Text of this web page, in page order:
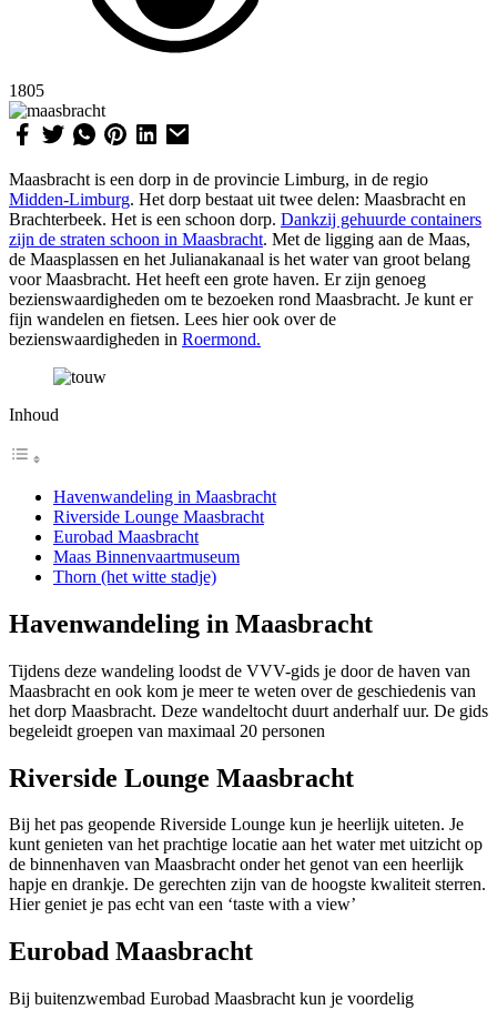
1805
Maasbracht is een dorp in de provincie Limburg, in de regio
Midden-Limburg. Het dorp bestaat uit twee delen: Maasbracht en
Brachterbeek. Het is een schoon dorp. Dankzij gehuurde containers
zijn de straten schoon in Maasbracht. Met de ligging aan de Maas,
de Maasplassen en het Julianakanaal is het water van groot belang
voor Maasbracht. Het heeft een grote haven. Er zijn genoeg
bezienswaardigheden om te bezoeken rond Maasbracht. Je kunt er
fijn wandelen en fietsen. Lees hier ook over de
bezienswaardigheden in Roermond.
Inhoud
Havenwandeling in Maasbracht
Riverside Lounge Maasbracht
Eurobad Maasbracht
Maas Binnenvaartmuseum
Thorn (het witte stadje)
Havenwandeling in Maasbracht
Tijdens deze wandeling loodst de VVV-gids je door de haven van
Maasbracht en ook kom je meer te weten over de geschiedenis van
het dorp Maasbracht. Deze wandeltocht duurt anderhalf uur. De gids
begeleidt groepen van maximaal 20 personen
Riverside Lounge Maasbracht
Bij het pas geopende Riverside Lounge kun je heerlijk uiteten. Je
kunt genieten van het prachtige locatie aan het water met uitzicht op
de binnenhaven van Maasbracht onder het genot van een heerlijk
hapje en drankje. De gerechten zijn van de hoogste kwaliteit sterren.
Hier geniet je pas echt van een ‘taste with a view’
Eurobad Maasbracht
Bij buitenzwembad Eurobad Maasbracht kun je voordelig